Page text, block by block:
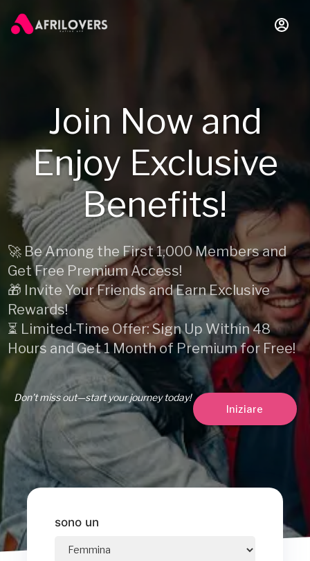
Join Now and
Enjoy Exclusive
Benefits!
🚀 Be Among the First 1,000 Members and
Get Free Premium Access!
🎁 Invite Your Friends and Earn Exclusive
Rewards!
⏳ Limited-Time Offer: Sign Up Within 48
Hours and Get 1 Month of Premium for Free!
Don’t miss out—start your journey today!
Iniziare
sono un